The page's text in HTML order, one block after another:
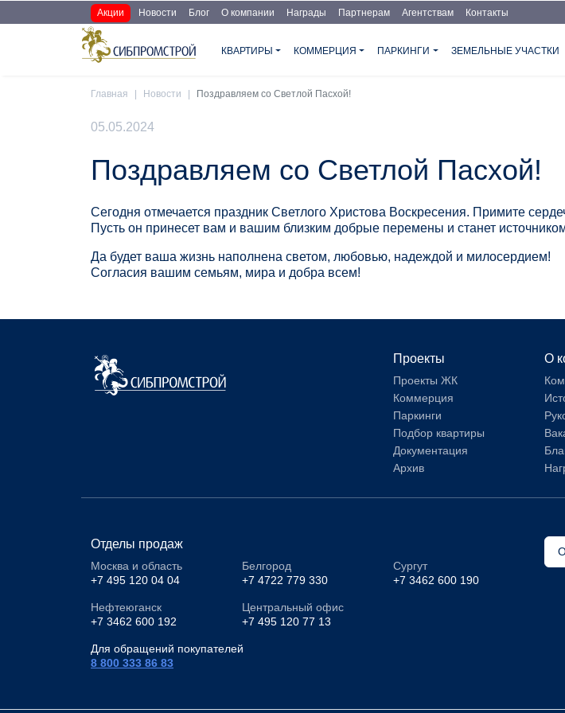
Перейти к основному содержанию
Основная навигация доп
Акции Новости Блог О компании Награды Партнерам Агентствам Контакты
КВАРТИРЫ КОММЕРЦИЯ ПАРКИНГИ ЗЕМЕЛЬНЫЕ УЧАСТКИ
Главная Новости Поздравляем со Светлой Пасхой!
05.05.2024
Поздравляем со Светлой Пасхой!
Сегодня отмечается праздник Светлого Христова Воскресения. Примите
Пусть он принесет вам и вашим близким добрые перемены и станет
Да будет ваша жизнь наполнена светом, любовью, надеждой и милосердием!
Согласия вашим семьям, мира и добра всем!
Проекты
Проекты ЖК
Коммерция
Паркинги
Подбор квартиры
Документация
Архив
О
Отделы продаж
Москва и область
+7 495 120 04 04
Белгород
+7 4722 779 330
Сургут
+7 3462 600 190
Нефтеюганск
+7 3462 600 192
Центральный офис
+7 495 120 77 13
Для обращений покупателей
8 800 333 86 83